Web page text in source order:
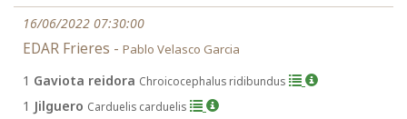
16/06/2022 07:30:00
EDAR Frieres - Pablo Velasco Garcia
1 Gaviota reidora Chroicocephalus ridibundus
1 Jilguero Carduelis carduelis